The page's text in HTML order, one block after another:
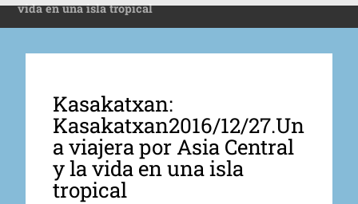
vida en una isla tropical
Kasakatxan:
Kasakatxan2016/12/27.Un
a viajera por Asia Central
y la vida en una isla
tropical